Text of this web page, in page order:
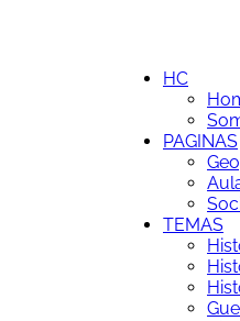
HC
PAGINAS
TEMAS